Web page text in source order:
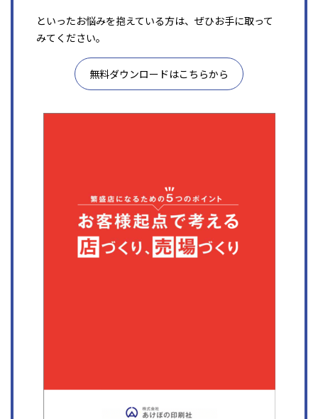
といったお悩みを抱えている方は、ぜひお手に取って
みてください。
無料ダウンロードはこちらから